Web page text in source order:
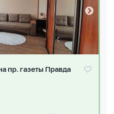
пр. газеты Правда